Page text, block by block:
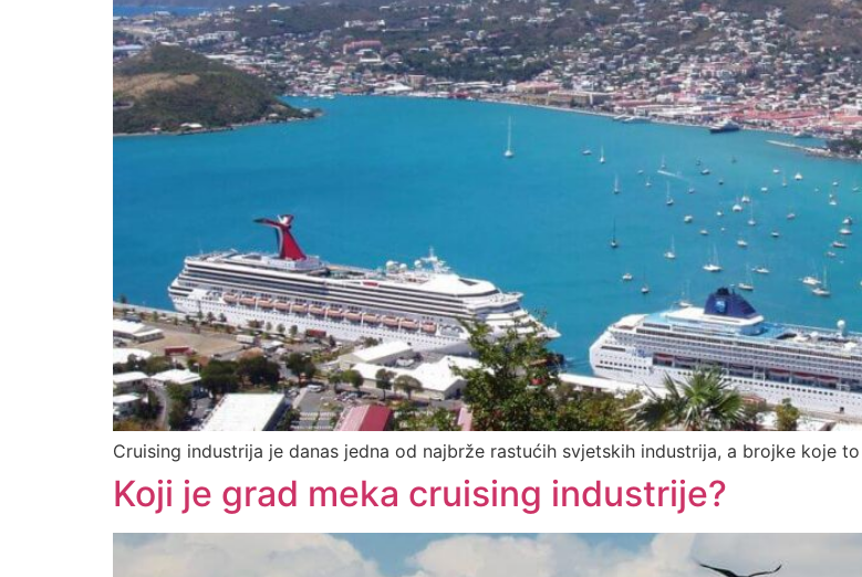
Cruising industrija je danas jedna od najbrže rastućih svjetskih industrija, a brojke koje
Koji je grad meka cruising industrije?